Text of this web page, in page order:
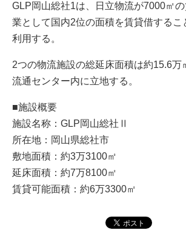
GLP岡山総社1は、日立物流が7000㎡
業として国内2位の面積を賃貸借する
利用する。
2つの物流施設の総延床面積は約15.6
流通センター内に立地する。
■施設概要
施設名称：GLP岡山総社Ⅱ
所在地：岡山県総社市
敷地面積：約3万3100㎡
延床面積：約7万8100㎡
賃貸可能面積：約6万3300㎡